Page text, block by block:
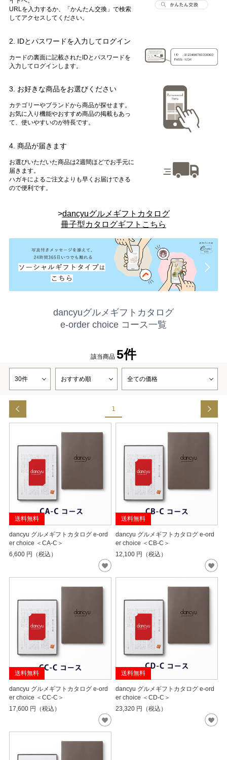
URLを入力するか、「かんたん交換」で検索
してアクセスしてください。
2. IDとパスワードを入力してログイン
カードの裏面に記載されたIDとパスワードを
入力してログインします。
3. お好きな商品をお選びください
カテゴリーやブランドから商品が探せます。
お気に入り機能やおすすめ商品の掲載もあっ
て、使いやすいのが特長です。
4. 商品が届きます
お選びいただいた商品は2週間ほどでお手元に
届きます。
ハガキによるご注文よりも早くお届けできる
ので便利です。
>dancyuグルメギフトカタログ
冊子型カタログギフトこちら
dancyuグルメギフトカタログ
e-order choice コース一覧
該当商品 5件
1
送料無料
dancyu グルメギフトカタログ e-ord
er choice ＜CA-C＞
6,600 円（税込）
送料無料
dancyu グルメギフトカタログ e-ord
er choice ＜CB-C＞
12,100 円（税込）
送料無料
dancyu グルメギフトカタログ e-ord
er choice ＜CC-C＞
17,600 円（税込）
送料無料
dancyu グルメギフトカタログ e-ord
er choice ＜CD-C＞
23,320 円（税込）